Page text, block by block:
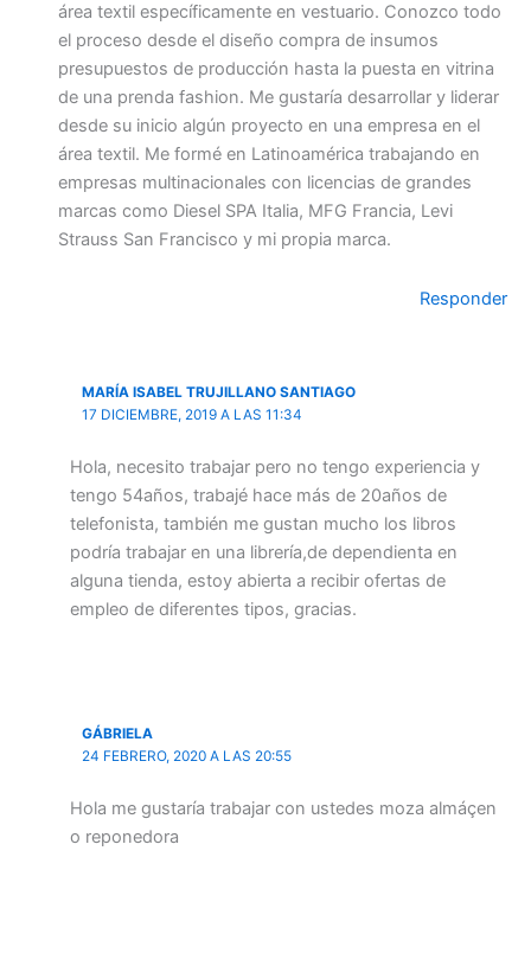
área textil específicamente en vestuario. Conozco todo
el proceso desde el diseño compra de insumos
presupuestos de producción hasta la puesta en vitrina
de una prenda fashion. Me gustaría desarrollar y liderar
desde su inicio algún proyecto en una empresa en el
área textil. Me formé en Latinoamérica trabajando en
empresas multinacionales con licencias de grandes
marcas como Diesel SPA Italia, MFG Francia, Levi
Strauss San Francisco y mi propia marca.
Responder
MARÍA ISABEL TRUJILLANO SANTIAGO
17 DICIEMBRE, 2019 A LAS 11:34
Hola, necesito trabajar pero no tengo experiencia y
tengo 54años, trabajé hace más de 20años de
telefonista, también me gustan mucho los libros
podría trabajar en una librería,de dependienta en
alguna tienda, estoy abierta a recibir ofertas de
empleo de diferentes tipos, gracias.
GÁBRIELA
24 FEBRERO, 2020 A LAS 20:55
Hola me gustaría trabajar con ustedes moza almáçen
o reponedora